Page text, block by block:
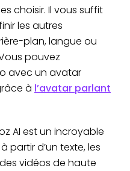
choisir. Il vous suffit
les autres
plan, langue ou
pouvez
avec un avatar
à l’avatar parlant
AI est un incroyable
partir d’un texte, les
vidéos de haute